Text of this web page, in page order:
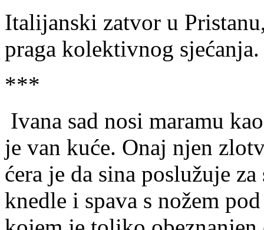
Italijanski zatvor u
praga kolektivnog sjećanja.
***
Ivana sad nosi maramu
je van kuće. Onaj njen
ćera je da sina poslužuje
knedle i spava s nožem